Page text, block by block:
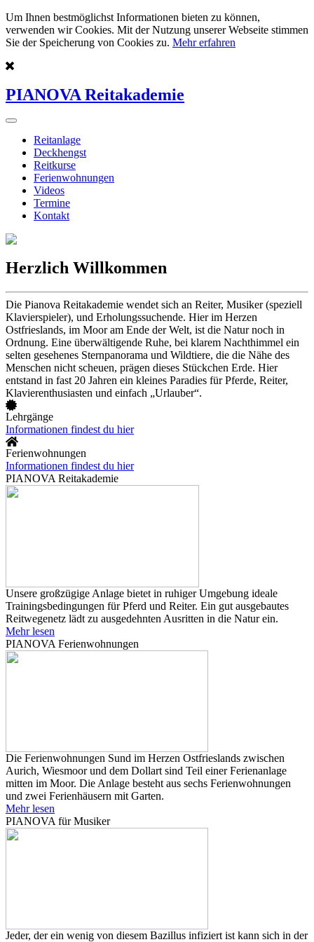
Um Ihnen bestmöglichst Informationen bieten zu können,
verwenden wir Cookies. Mit der Nutzung unserer Webseite stimmen
Sie der Speicherung von Cookies zu. Mehr erfahren
PIANOVA Reitakademie
Reitanlage
Deckhengst
Reitkurse
Ferienwohnungen
Videos
Termine
Kontakt
Herzlich Willkommen
Die Pianova Reitakademie wendet sich an Reiter, Musiker (speziell
Klavierspieler), und Erholungssuchende. Hier im Herzen
Ostfrieslands, im Moor am Ende der Welt, ist die Natur noch in
Ordnung. Eine überwältigende Ruhe, bei klarem Nachthimmel ein
selten gesehenes Sternpanorama und Wildtiere, die die Nähe des
Menschen nicht scheuen, prägen dieses Stückchen Erde. Hier
entstand in fast 20 Jahren ein kleines Paradies für Pferde, Reiter,
Klavierenthusiasten und einfach „Urlauber“.
Lehrgänge
Informationen findest du hier
Ferienwohnungen
Informationen findest du hier
PIANOVA Reitakademie
Unsere großzügige Anlage bietet in ruhiger Umgebung ideale
Trainingsbedingungen für Pferd und Reiter. Ein gut ausgebautes
Reitwegenetz lädt zu ausgedehnten Ausritten in die Natur ein.
Mehr lesen
PIANOVA Ferienwohnungen
Die Ferienwohnungen Sund im Herzen Ostfrieslands zwischen
Aurich, Wiesmoor und dem Dollart sind Teil einer Ferienanlage
mitten im Moor. Die Anlage besteht aus sechs Ferienwohnungen
und zwei Ferienhäusern mit Garten.
Mehr lesen
PIANOVA für Musiker
Jeder, der ein wenig von diesem Bazillus infiziert ist kann sich in der